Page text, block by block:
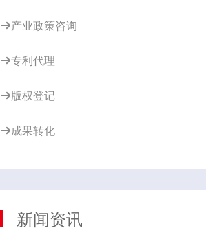
产业政策咨询
专利代理
版权登记
成果转化
新闻资讯